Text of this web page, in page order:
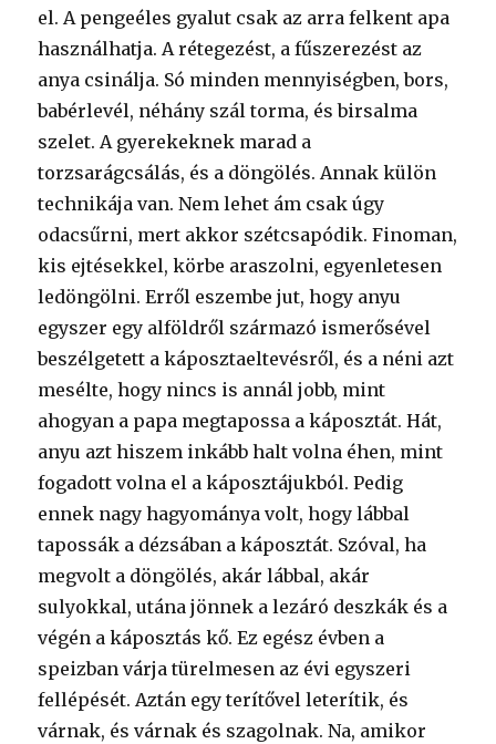
el. A pengeéles gyalut csak az arra felkent apa
használhatja. A rétegezést, a fűszerezést az
anya csinálja. Só minden mennyiségben, bors,
babérlevél, néhány szál torma, és birsalma
szelet. A gyerekeknek marad a
torzsarágcsálás, és a döngölés. Annak külön
technikája van. Nem lehet ám csak úgy
odacsűrni, mert akkor szétcsapódik. Finoman,
kis ejtésekkel, körbe araszolni, egyenletesen
ledöngölni. Erről eszembe jut, hogy anyu
egyszer egy alföldről származó ismerősével
beszélgetett a káposztaeltevésről, és a néni azt
mesélte, hogy nincs is annál jobb, mint
ahogyan a papa megtapossa a káposztát. Hát,
anyu azt hiszem inkább halt volna éhen, mint
fogadott volna el a káposztájukból. Pedig
ennek nagy hagyománya volt, hogy lábbal
tapossák a dézsában a káposztát. Szóval, ha
megvolt a döngölés, akár lábbal, akár
sulyokkal, utána jönnek a lezáró deszkák és a
végén a káposztás kő. Ez egész évben a
speizban várja türelmesen az évi egyszeri
fellépését. Aztán egy terítővel leterítik, és
várnak, és várnak és szagolnak. Na, amikor